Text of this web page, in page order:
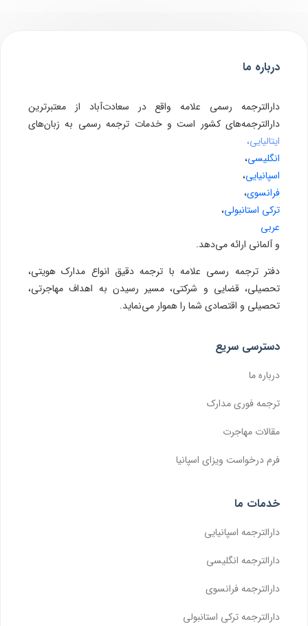
درباره ما
دارالترجمه رسمی علامه واقع در سعادت‌آباد از معتبرترین
دارالترجمه‌های کشور است و خدمات ترجمه رسمی به زبان‌های
ایتالیایی،
انگلیسی،
اسپانیایی،
فرانسوی،
ترکی استانبولی،
عربی
و آلمانی ارائه می‌دهد.
دفتر ترجمه رسمی علامه با ترجمه دقیق انواع مدارک هویتی،
تحصیلی، قضایی و شرکتی، مسیر رسیدن به اهداف مهاجرتی،
تحصیلی و اقتصادی شما را هموار می‌نماید.
دسترسی سریع
درباره ما
ترجمه فوری مدارک
مقالات مهاجرت
فرم درخواست ویزای اسپانیا
خدمات ما
دارالترجمه اسپانیایی
دارالترجمه انگلیسی
دارالترجمه فرانسوی
دارالترجمه ترکی استانبولی